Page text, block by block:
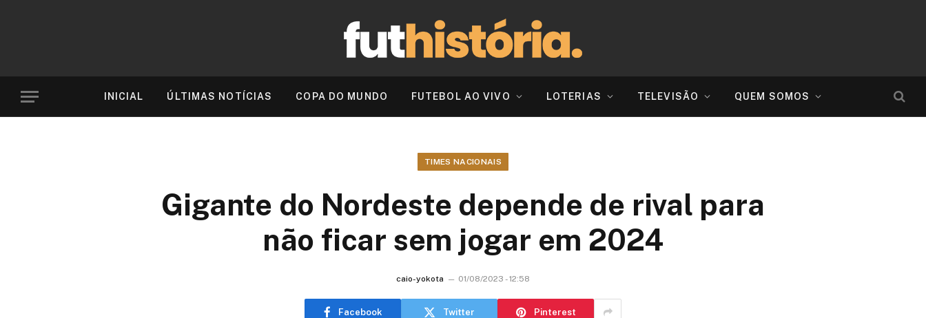
INICIAL ÚLTIMAS NOTÍCIAS COPA DO MUNDO FUTEBOL AO VIVO LOTERIAS TELEVISÃO QUEM SOMOS
TIMES NACIONAIS
Gigante do Nordeste depende de rival para
não ficar sem jogar em 2024
caio-yokota 01/08/2023 - 12:58
Facebook Twitter Pinterest